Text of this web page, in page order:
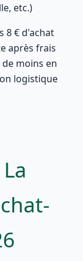
etc.)
8 € d'achat
après frais
moins en
logistique